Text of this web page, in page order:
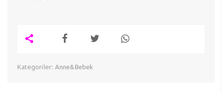
Kategoriler: Anne&Bebek